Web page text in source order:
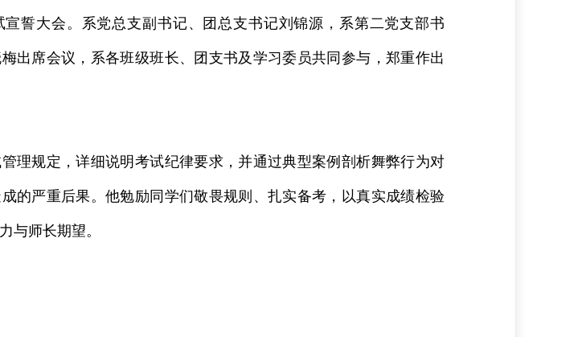
誓大会。系党总支副书记、团总支书记刘锦源，系第二党支部书
出席会议，系各班级班长、团支书及学习委员共同参与，郑重作出
理规定，详细说明考试纪律要求，并通过典型案例剖析舞弊行为对
的严重后果。他勉励同学们敬畏规则、扎实备考，以真实成绩检验
与师长期望。